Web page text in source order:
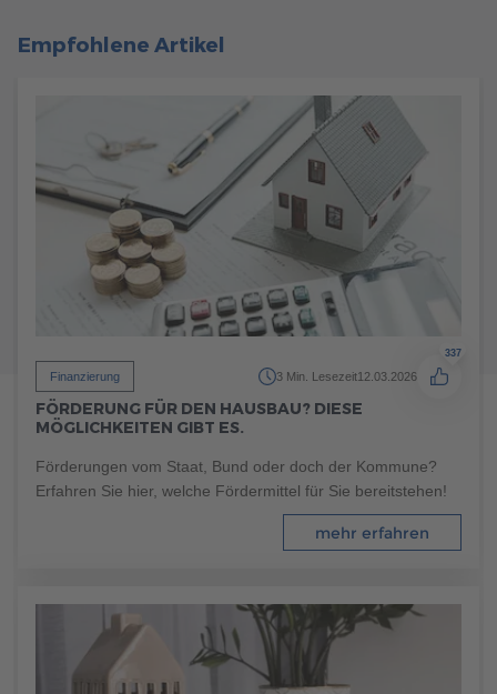
7 Min. Lesezeit 03.11.2023
124
Die Stadtvilla ist ein beliebter Haustyp, der sich durch seine
kompakte Bauweise und lichtdurchfluteten Räume
auszeichnet. In diesem Artikel erfahren Sie, wie Sie Ihr
Empfohlene Artikel
Finanzierung 3 Min. Lesezeit12.03.2026
337
FÖRDERUNG FÜR DEN HAUSBAU? DIESE
MÖGLICHKEITEN GIBT ES.
Förderungen vom Staat, Bund oder doch der Kommune?
Erfahren Sie hier, welche Fördermittel für Sie bereitstehen!
mehr erfahren